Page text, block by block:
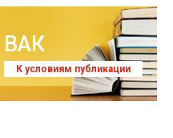
ВАК
К условиям публикации